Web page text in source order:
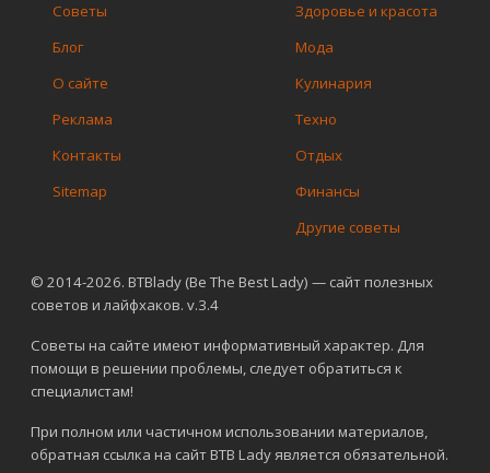
© 2014-2026. BTBlady (Be The Best Lady) — сайт полезных
советов и лайфхаков. v.3.4
Советы на сайте имеют информативный характер. Для
помощи в решении проблемы, следует обратиться к
специалистам!
При полном или частичном использовании материалов,
обратная ссылка на сайт BTB Lady является обязательной.
Советы
Блог
О сайте
Реклама
Контакты
Sitemap
Здоровье и красота
Мода
Кулинария
Техно
Отдых
Финансы
Другие советы